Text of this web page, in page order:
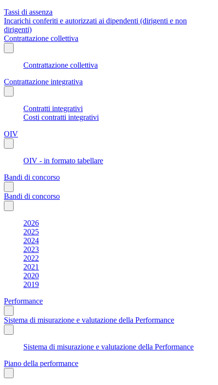
Tassi di assenza
Incarichi conferiti e autorizzati ai dipendenti (dirigenti e non
dirigenti)
Contrattazione collettiva
Contrattazione collettiva
Contrattazione integrativa
Contratti integrativi
Costi contratti integrativi
OIV
OIV - in formato tabellare
Bandi di concorso
Bandi di concorso
2026
2025
2024
2023
2022
2021
2020
2019
Performance
Sistema di misurazione e valutazione della Performance
Sistema di misurazione e valutazione della Performance
Piano della performance